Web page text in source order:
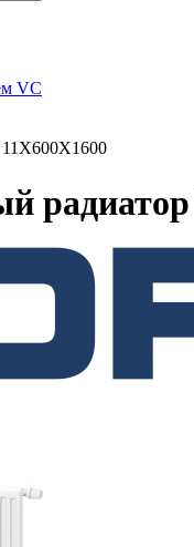
VC
11Х600Х1600